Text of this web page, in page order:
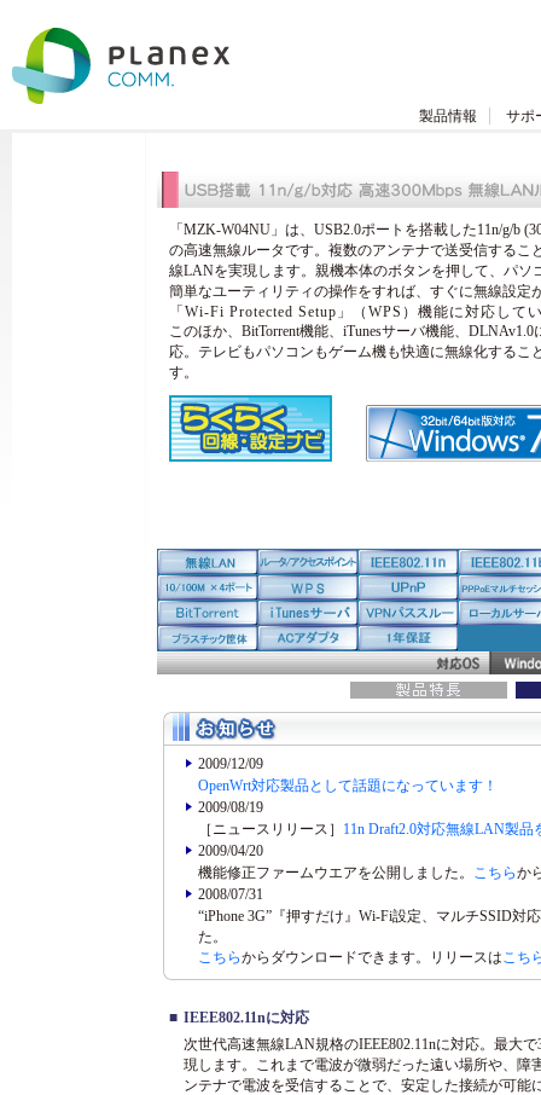
製品情報 サポ
「MZK-W04NU」は、USB2.0ポートを搭載した11n/g/b
の高速無線ルータです。複数のアンテナで送受信するこ
線LANを実現します。親機本体のボタンを押して、パソ
簡単なユーティリティの操作をすれば、すぐに無線設定
「Wi-Fi Protected Setup」（WPS）機能に対応して
このほか、BitTorrent機能、iTunesサーバ機能、DLNAv1.0
応。テレビもパソコンもゲーム機も快適に無線化するこ
す。
2009/12/09
OpenWrt対応製品として話題になっています！
2009/08/19
［ニュースリリース］ 11n Draft2.0対応無線LAN製
2009/04/20
機能修正ファームウエアを公開しました。 こちらか
2008/07/31
“iPhone 3G”『押すだけ』Wi-Fi設定、マルチSSID対
た。
こちらからダウンロードできます。リリースはこち
■ IEEE802.11nに対応
次世代高速無線LAN規格のIEEE802.11nに対応。最大
現します。これまで電波が微弱だった遠い場所や、
ンテナで電波を受信することで、安定した接続が可能